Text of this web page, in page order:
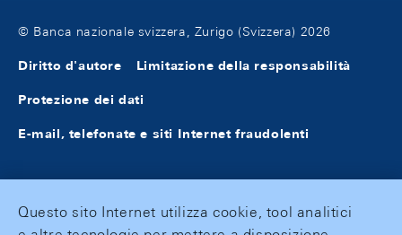
© Banca nazionale svizzera, Zurigo (Svizzera) 2026
Diritto d'autore Limitazione della responsabilità
Protezione dei dati
E-mail, telefonate e siti Internet fraudolenti
Questo sito Internet utilizza cookie, tool analitici